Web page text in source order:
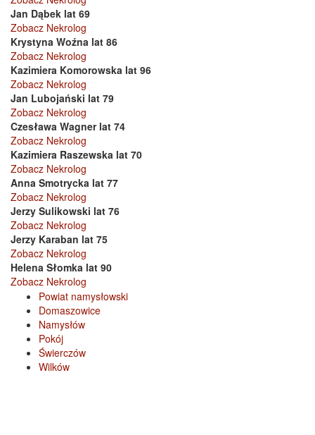
Jan Dąbek lat 69
Zobacz Nekrolog
Krystyna Woźna lat 86
Zobacz Nekrolog
Kazimiera Komorowska lat 96
Zobacz Nekrolog
Jan Lubojański lat 79
Zobacz Nekrolog
Czesława Wagner lat 74
Zobacz Nekrolog
Kazimiera Raszewska lat 70
Zobacz Nekrolog
Anna Smotrycka lat 77
Zobacz Nekrolog
Jerzy Sulikowski lat 76
Zobacz Nekrolog
Jerzy Karaban lat 75
Zobacz Nekrolog
Helena Słomka lat 90
Zobacz Nekrolog
Powiat namysłowski
Domaszowice
Namysłów
Pokój
Świerczów
Wilków